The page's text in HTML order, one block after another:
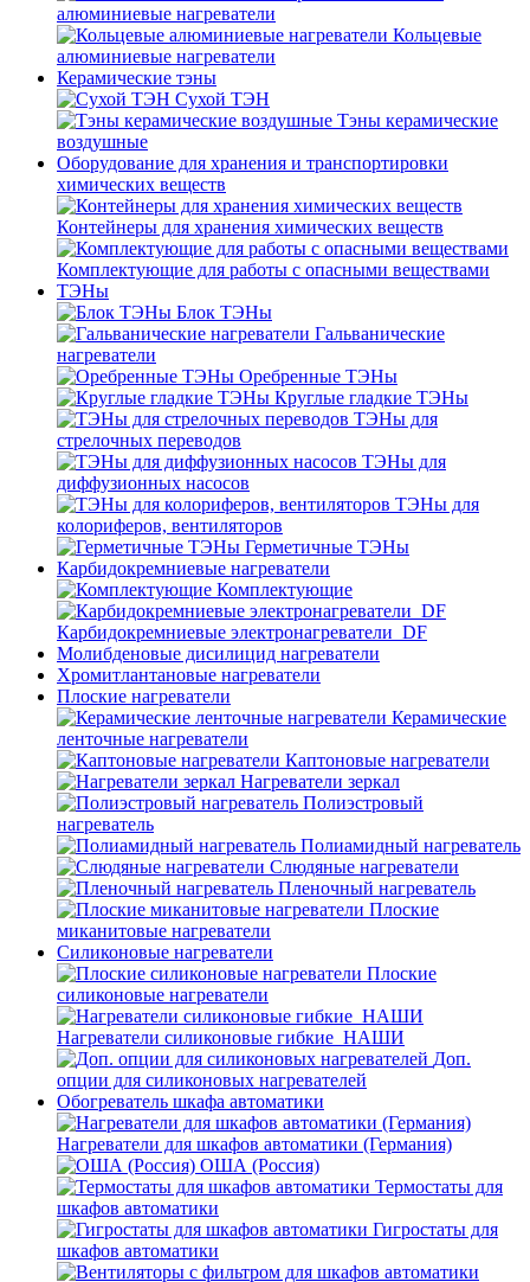
алюминиевые нагреватели
Кольцевые
алюминиевые нагреватели
Керамические тэны
Сухой ТЭН
Тэны керамические
воздушные
Оборудование для хранения и транспортировки
химических веществ
Контейнеры для хранения химических веществ
Комплектующие для работы с опасными веществами
ТЭНы
Блок ТЭНы
Гальванические
нагреватели
Оребренные ТЭНы
Круглые гладкие ТЭНы
ТЭНы для
стрелочных переводов
ТЭНы для
диффузионных насосов
ТЭНы для
колориферов, вентиляторов
Герметичные ТЭНы
Карбидокремниевые нагреватели
Комплектующие
Карбидокремниевые электронагреватели_DF
Молибденовые дисилицид нагреватели
Хромитлантановые нагреватели
Плоские нагреватели
Керамические
ленточные нагреватели
Каптоновые нагреватели
Нагреватели зеркал
Полиэстровый
нагреватель
Полиамидный нагреватель
Слюдяные нагреватели
Пленочный нагреватель
Плоские
миканитовые нагреватели
Силиконовые нагреватели
Плоские
силиконовые нагреватели
Нагреватели силиконовые гибкие_НАШИ
Доп.
опции для силиконовых нагревателей
Обогреватель шкафа автоматики
Нагреватели для шкафов автоматики (Германия)
ОША (Россия)
Термостаты для
шкафов автоматики
Гигростаты для
шкафов автоматики